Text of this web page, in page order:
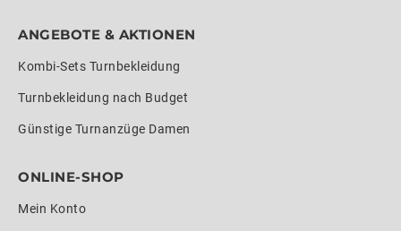
ANGEBOTE & AKTIONEN
Kombi-Sets Turnbekleidung
Turnbekleidung nach Budget
Günstige Turnanzüge Damen
ONLINE-SHOP
Mein Konto